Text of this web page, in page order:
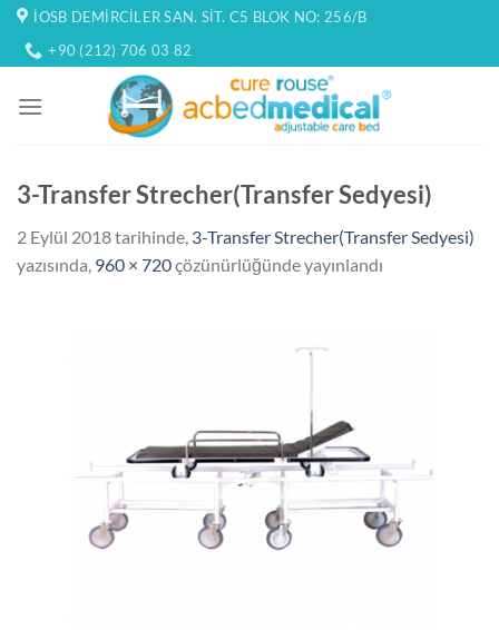
İçeriğe
atla
İOSB DEMIRCILER SAN. SIT. C5 BLOK NO: 256/B
+90 (212) 706 03 82
3-Transfer Strecher(Transfer Sedyesi)
2 Eylül 2018tarihinde, 3-Transfer Strecher(Transfer Sedyesi)
yazısında, 960 × 720çözünürlüğünde yayınlandı